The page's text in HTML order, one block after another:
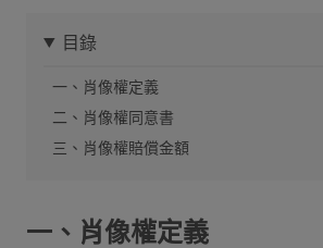
目錄
一、肖像權定義
二、肖像權同意書
三、肖像權賠償金額
一、肖像權定義